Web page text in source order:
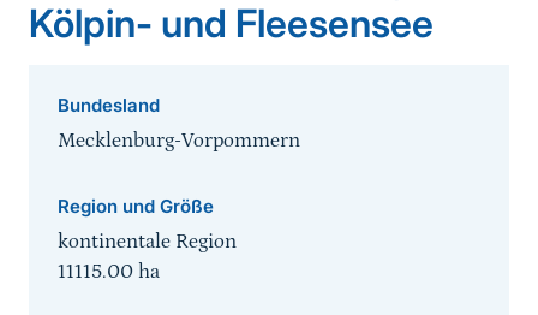
Kölpin- und Fleesensee
Bundesland
Mecklenburg-Vorpommern
Region und Größe
kontinentale Region
11115.00 ha